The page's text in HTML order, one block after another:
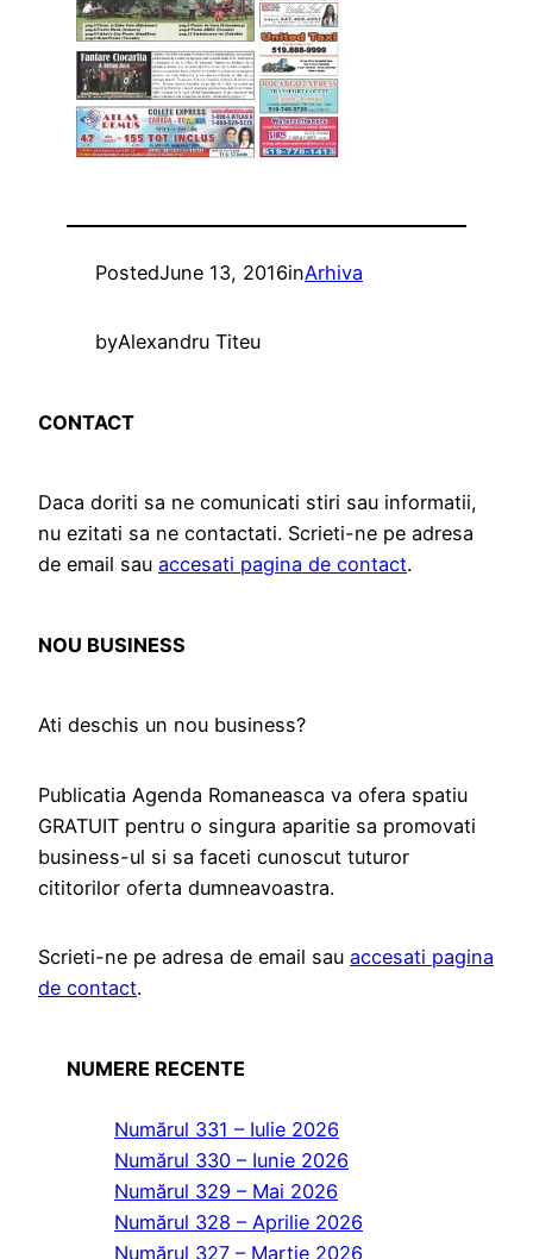
PostedJune 13, 2016inArhiva
byAlexandru Titeu
CONTACT
Daca doriti sa ne comunicati stiri sau informatii,
nu ezitati sa ne contactati. Scrieti-ne pe adresa
de email sau accesati pagina de contact.
NOU BUSINESS
Ati deschis un nou business?
Publicatia Agenda Romaneasca va ofera spatiu
GRATUIT pentru o singura aparitie sa promovati
business-ul si sa faceti cunoscut tuturor
cititorilor oferta dumneavoastra.
Scrieti-ne pe adresa de email sau accesati pagina
de contact.
NUMERE RECENTE
Numărul 331 – Iulie 2026
Numărul 330 – Iunie 2026
Numărul 329 – Mai 2026
Numărul 328 – Aprilie 2026
Numărul 327 – Martie 2026